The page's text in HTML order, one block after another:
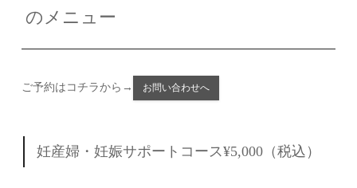
のメニュー
ご予約はコチラから→ お問い合わせへ
妊産婦・妊娠サポートコース¥5,000（税込）